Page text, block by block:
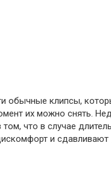
обычные клипсы,
их можно снять.
том, что в случае
и сдавливают